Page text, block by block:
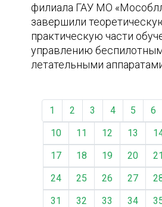
филиала ГАУ МО
завершили
практическую части
управлению
летательными
1 2 3 4 5 6
10
11 12 13
17
18 19 20 21
24
25 26 27
31
32 33 34